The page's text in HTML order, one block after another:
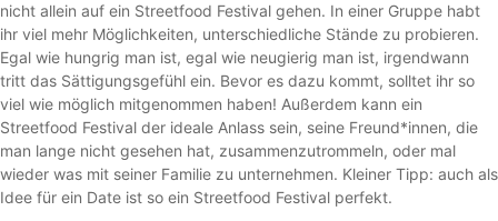
nicht allein auf ein Streetfood Festival gehen. In einer Gruppe habt
ihr viel mehr Möglichkeiten, unterschiedliche Stände zu probieren.
Egal wie hungrig man ist, egal wie neugierig man ist, irgendwann
tritt das Sättigungsgefühl ein. Bevor es dazu kommt, solltet ihr so
viel wie möglich mitgenommen haben! Außerdem kann ein
Streetfood Festival der ideale Anlass sein, seine Freund*innen, die
man lange nicht gesehen hat, zusammenzutrommeln, oder mal
wieder was mit seiner Familie zu unternehmen. Kleiner Tipp: auch als
Idee für ein Date ist so ein Streetfood Festival perfekt.